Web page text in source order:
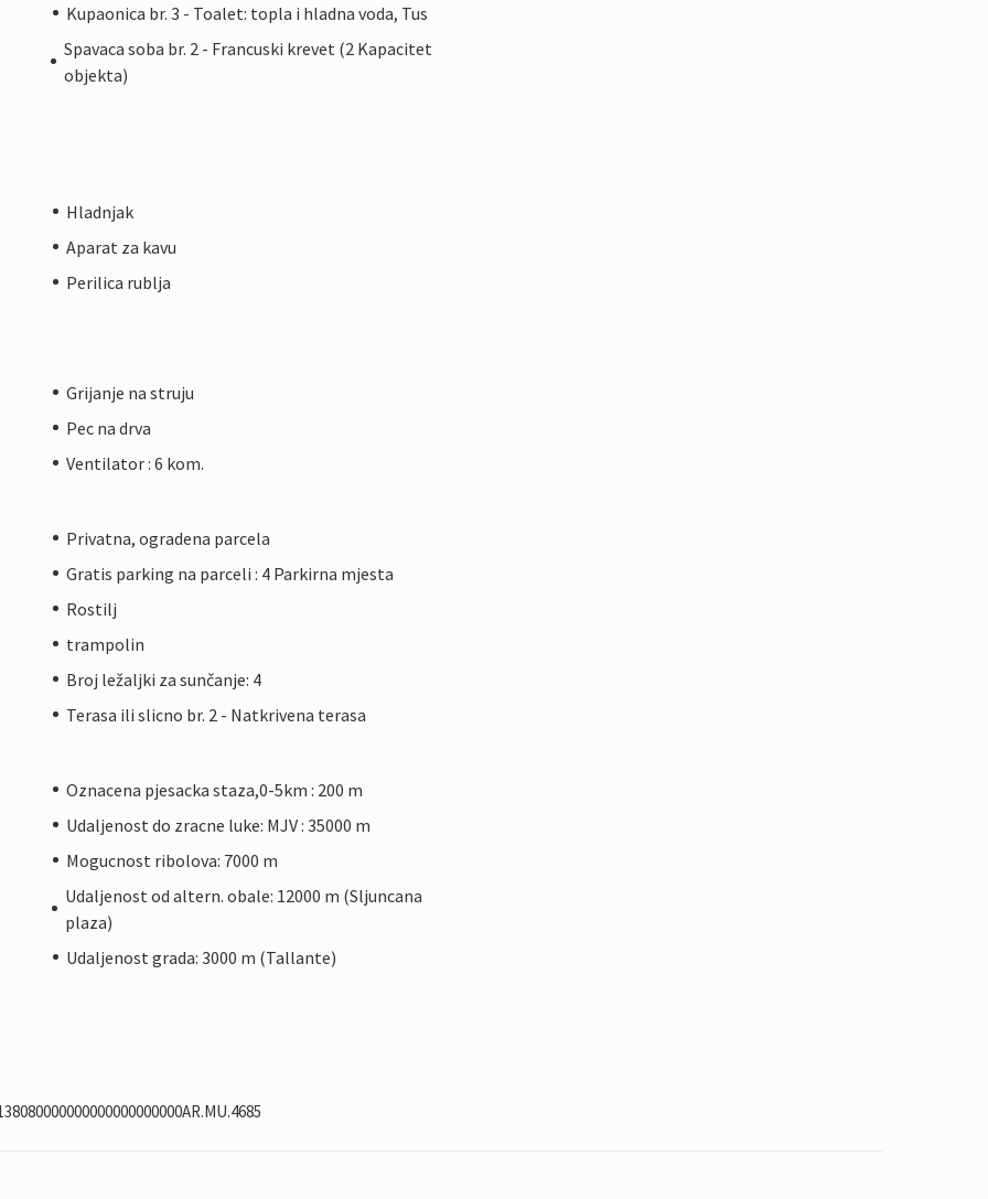
Kupaonica br. 3 - Toalet: topla i hladna voda, Tus
Spavaca soba br. 2 - Francuski krevet (2 Kapacitet
objekta)
Hladnjak
Aparat za kavu
Perilica rublja
Grijanje na struju
Pec na drva
Ventilator : 6 kom.
Privatna, ogradena parcela
Gratis parking na parceli : 4 Parkirna mjesta
Rostilj
trampolin
Broj ležaljki za sunčanje: 4
Terasa ili slicno br. 2 - Natkrivena terasa
Oznacena pjesacka staza,0-5km : 200 m
Udaljenost do zracne luke: MJV : 35000 m
Mogucnost ribolova: 7000 m
Udaljenost od altern. obale: 12000 m (Sljuncana
plaza)
Udaljenost grada: 3000 m (Tallante)